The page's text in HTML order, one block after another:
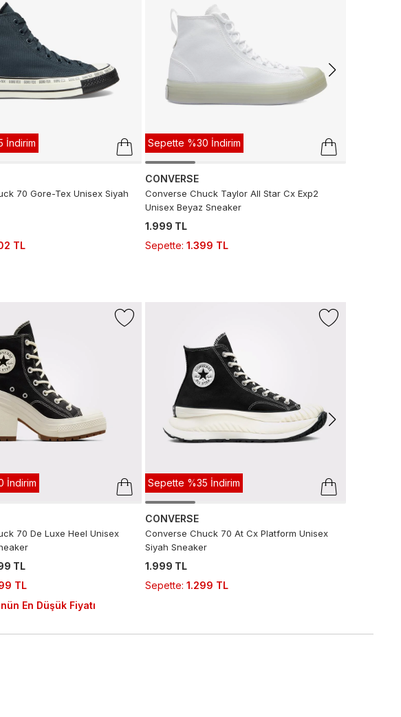
İndirim
70 Gore-Tex Unisex Siyah
TL
Sepette %30 İndirim
CONVERSE
Converse Chuck Taylor All Star Cx Exp2
Unisex Beyaz Sneaker
1.999 TL
Sepette: 1.399 TL
İndirim
70 De Luxe Heel Unisex
TL
TL
En Düşük Fiyatı
Sepette %35 İndirim
CONVERSE
Converse Chuck 70 At Cx Platform Unisex
Siyah Sneaker
1.999 TL
Sepette: 1.299 TL